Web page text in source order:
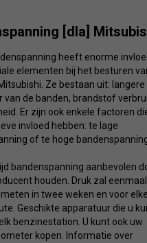
[dla]
heeft enorme
elementen bij het besturen
Ze bestaan ​​uit: langere
van de banden, brandstof
Er zijn ook enkele factoren
invloed hebben: te lage
of te hoge
bandenspanning aanbevolen
houden. Druk zal eenmaal
in twee weken en voor elke
Geschikte apparatuur die u
benzinestation. U kunt ook uw
kopen. Informatie over